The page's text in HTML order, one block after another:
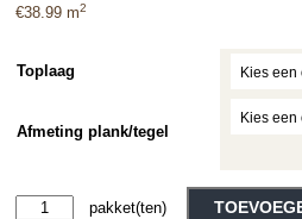
€38.99 m2
Toplaag
Afmeting plank/tegel
Moduleo